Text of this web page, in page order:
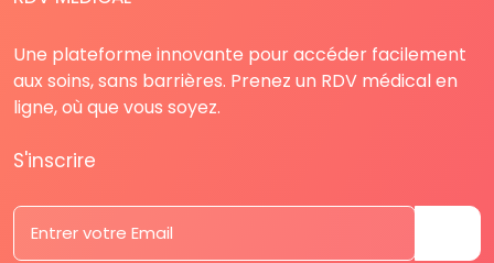
Une plateforme innovante pour accéder facilement
aux soins, sans barrières. Prenez un RDV médical en
ligne, où que vous soyez.
S'inscrire